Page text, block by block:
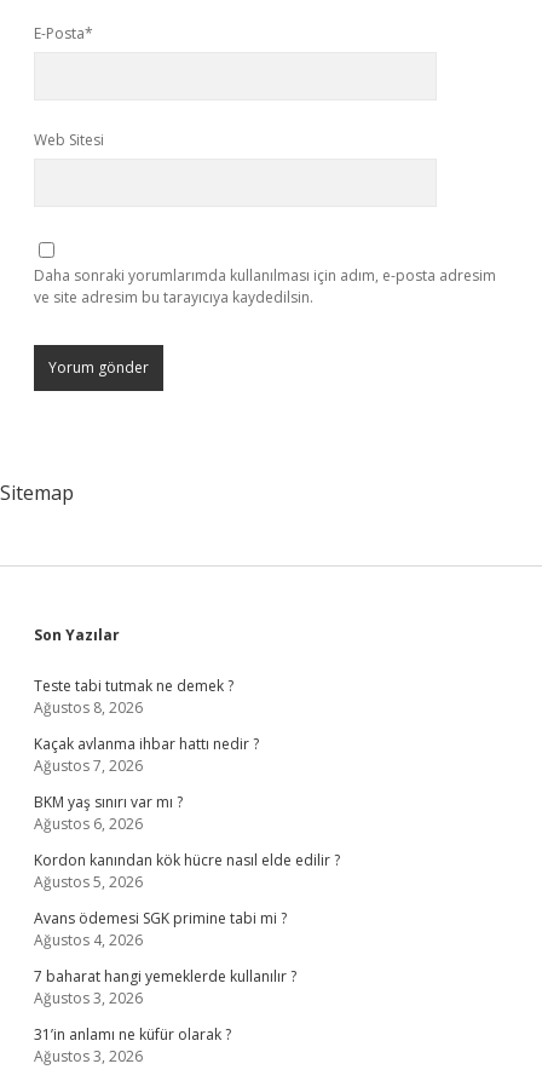
E-Posta*
Web Sitesi
Daha sonraki yorumlarımda kullanılması için adım, e-posta adresim
ve site adresim bu tarayıcıya kaydedilsin.
Sitemap
Sidebar
Son Yazılar
Teste tabi tutmak ne demek ?
Ağustos 8, 2026
Kaçak avlanma ihbar hattı nedir ?
Ağustos 7, 2026
BKM yaş sınırı var mı ?
Ağustos 6, 2026
Kordon kanından kök hücre nasıl elde edilir ?
Ağustos 5, 2026
Avans ödemesi SGK primine tabi mi ?
Ağustos 4, 2026
7 baharat hangi yemeklerde kullanılır ?
Ağustos 3, 2026
31’in anlamı ne küfür olarak ?
Ağustos 3, 2026